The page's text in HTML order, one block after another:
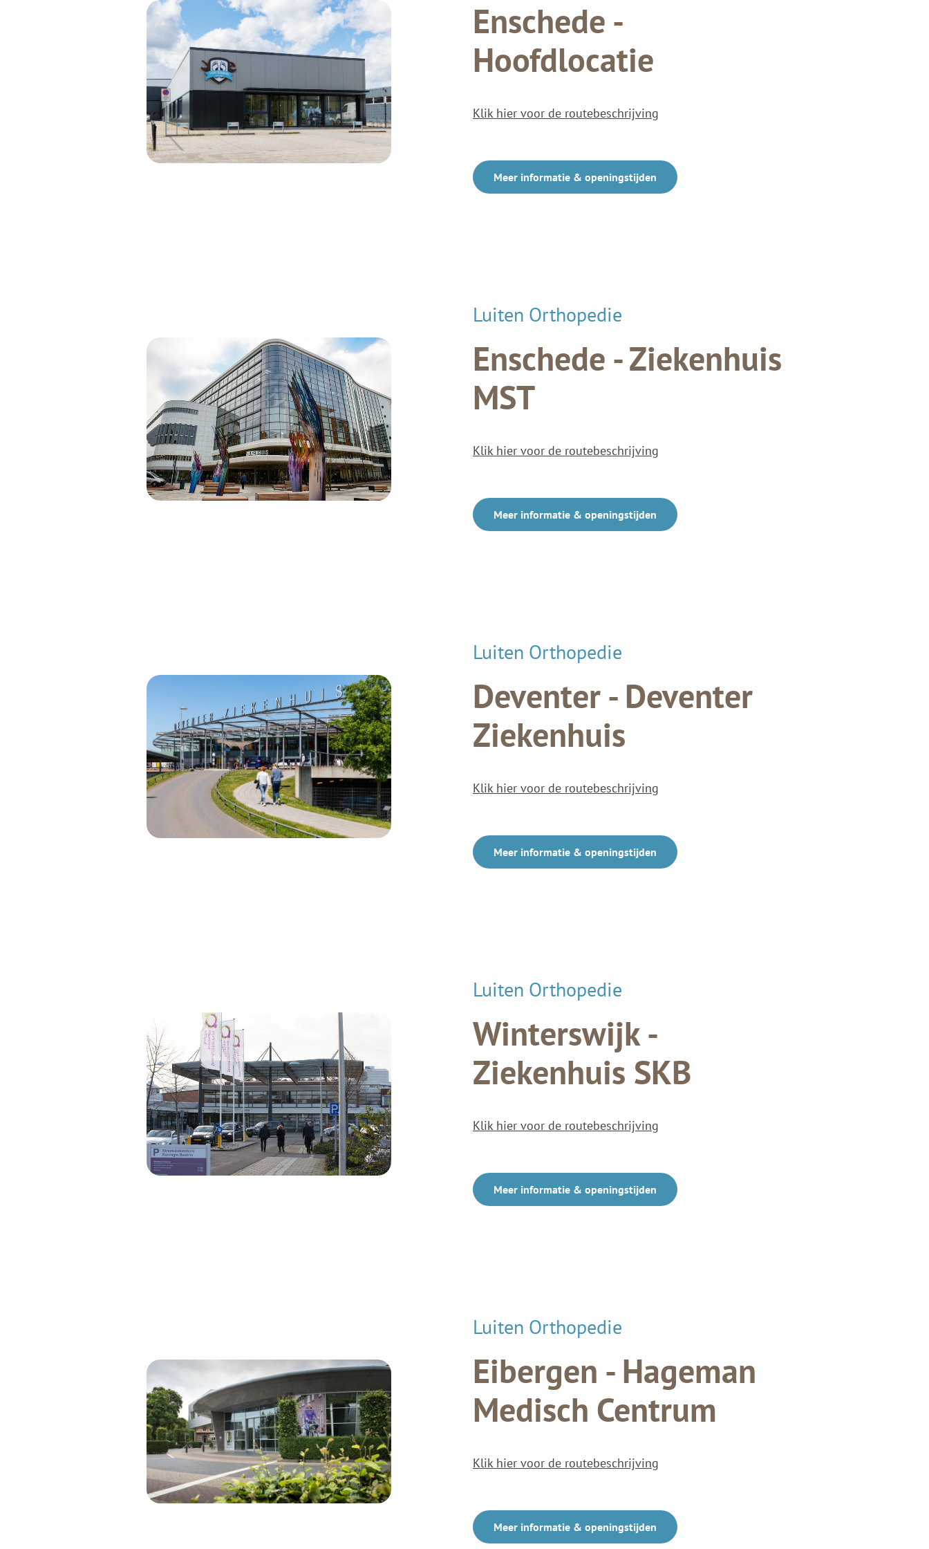
Enschede -
Hoofdlocatie
Klik hier voor de routebeschrijving
Meer informatie & openingstijden
Luiten Orthopedie
Enschede - Ziekenhuis
MST
Klik hier voor de routebeschrijving
Meer informatie & openingstijden
Luiten Orthopedie
Deventer - Deventer
Ziekenhuis
Klik hier voor de routebeschrijving
Meer informatie & openingstijden
Luiten Orthopedie
Winterswijk -
Ziekenhuis SKB
Klik hier voor de routebeschrijving
Meer informatie & openingstijden
Luiten Orthopedie
Eibergen - Hageman
Medisch Centrum
Klik hier voor de routebeschrijving
Meer informatie & openingstijden